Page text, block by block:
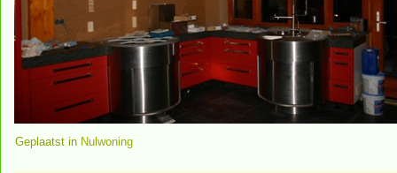
Geplaatst in Nulwoning